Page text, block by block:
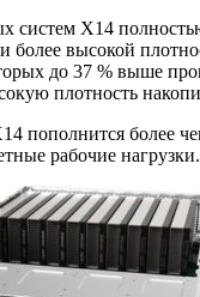
систем X14
более высокой
до 37 % выше
плотность
пополнится более
рабочие нагрузки.